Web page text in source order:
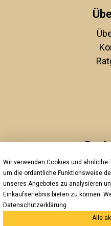
Versand
Wir verwenden Cookies und
um die ordentliche Funktionsweise
unseres Angebotes zu analysieren
Einkaufserlebnis bieten zu können.
Datenschutzerklärung.
Alle